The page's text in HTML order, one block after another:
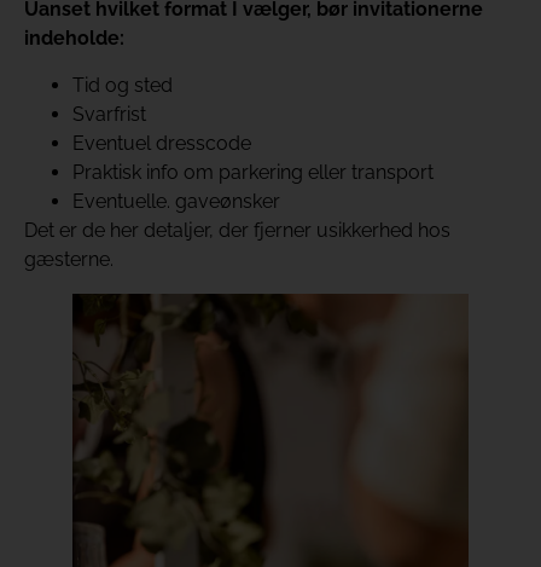
Uanset hvilket format I vælger, bør invitationerne
indeholde:
Tid og sted
Svarfrist
Eventuel dresscode
Praktisk info om parkering eller transport
Eventuelle. gaveønsker
Det er de her detaljer, der fjerner usikkerhed hos
gæsterne.